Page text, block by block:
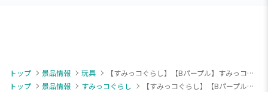
トップ 景品情報 玩具
【すみっコぐらし】【Bパープル】すみっコぐらし 星空さんぽ キッチンカーおもちゃ
トップ
景品情報 すみっコぐらし
【すみっコぐらし】【Bパープル】すみっコぐらし 星空さんぽ キッチンカーおもちゃ